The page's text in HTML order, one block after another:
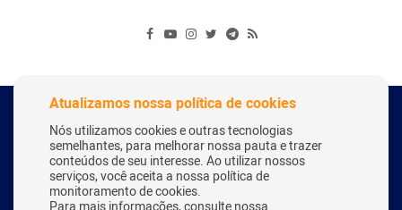
Copyright Webitcoin 2018 - Todos os Direitos Reservados
Desenvolvido por: Herick Correa
Atualizamos nossa política de cookies
Nós utilizamos cookies e outras tecnologias
semelhantes, para melhorar nossa pauta e trazer
conteúdos de seu interesse. Ao utilizar nossos
serviços, você aceita a nossa política de
monitoramento de cookies.